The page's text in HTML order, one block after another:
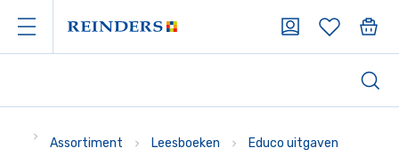
Assortiment Leesboeken Educo uitgaven